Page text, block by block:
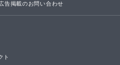
告掲載のお問い合わせ
ト